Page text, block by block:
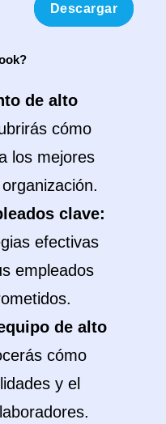
de alto
cómo
los mejores
clave:
efectivas
empleados
de alto
cómo
y el